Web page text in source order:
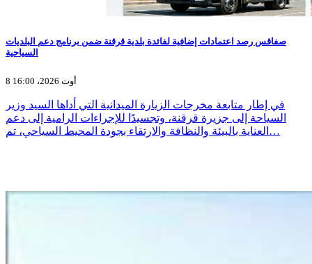
صفاقس رصد اعتمادات إضافية لفائدة بلدية قرقنة ضمن برنامج دعم البلديات
السياحية
8 أوت 2026، 16:00
في إطار متابعة مخرجات الزيارة الميدانية التي أداها السيد وزير
السياحة إلى جزيرة قرقنة، وتجسيدًا للإجراءات الرامية إلى دعم
العناية بالبيئة والنظافة والارتقاء بجودة المحيط السياحي، تم…